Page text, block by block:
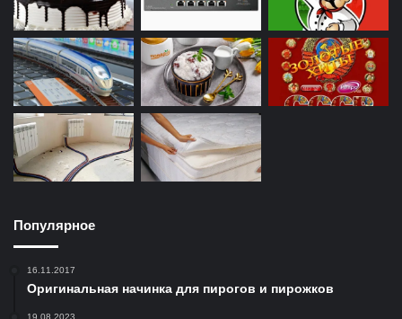
Популярное
16.11.2017
Оригинальная начинка для пирогов и пирожков
19.08.2023